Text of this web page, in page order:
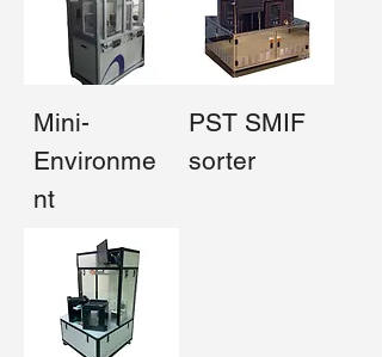
Mini-
Environme
nt
PST SMIF
sorter